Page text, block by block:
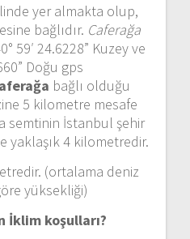
yer almakta olup,
bağlıdır. Caferağa
59′ 24.6228” Kuzey ve
Doğu gps
bağlı olduğu
5 kilometre mesafe
semtinin İstanbul şehir
yaklaşık 4 kilometredir.
(ortalama deniz
yüksekliği)
İklim koşulları?